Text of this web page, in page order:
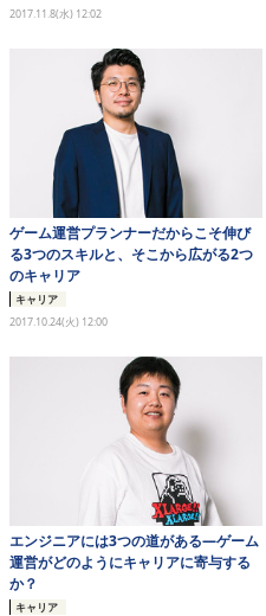
2017.11.8(水) 12:02
ゲーム運営プランナーだからこそ伸び
る3つのスキルと、そこから広がる2つ
のキャリア
キャリア
2017.10.24(火) 12:00
エンジニアには3つの道がある―ゲーム
運営がどのようにキャリアに寄与する
か？
キャリア